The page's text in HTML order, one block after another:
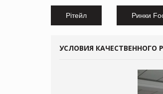
Рітейл Ринки
УСЛОВИЯ КАЧЕСТВЕННОГО